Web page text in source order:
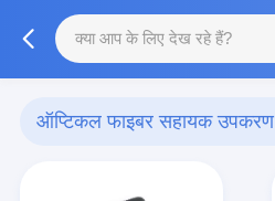
ऑप्टिकल फाइबर सहायक उपकरण